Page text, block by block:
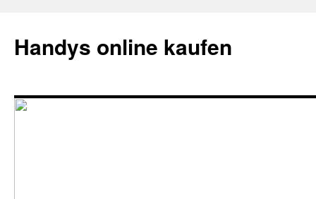
Handys online kaufen